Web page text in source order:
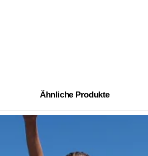
Ähnliche Produkte